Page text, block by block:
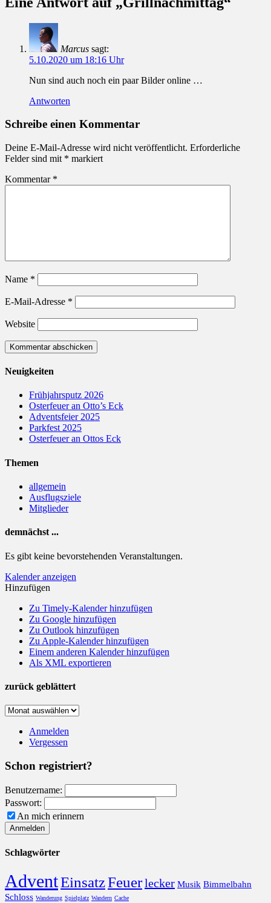
Marcus sagt:
5.10.2020 um 18:16 Uhr
Nun sind auch noch ein paar Bilder online …
Antworten
Schreibe einen Kommentar
Deine E-Mail-Adresse wird nicht veröffentlicht. Erforderliche
Felder sind mit * markiert
Kommentar *
Name *
E-Mail-Adresse *
Website
Neuigkeiten
Frühjahrsputz 2026
Osterfeuer an Otto’s Eck
Adventsfeier 2025
Parkfest 2025
Osterfeuer an Ottos Eck
Themen
allgemein
Ausflugsziele
Mitglieder
demnächst ...
Es gibt keine bevorstehenden Veranstaltungen.
Kalender anzeigen
Hinzufügen
Zu Timely-Kalender hinzufügen
Zu Google hinzufügen
Zu Outlook hinzufügen
Zu Apple-Kalender hinzufügen
Einem anderen Kalender hinzufügen
Als XML exportieren
zurück geblättert
zurück
Anmelden
Vergessen
Schon registriert?
Benutzername:
Passwort:
An mich erinnern
Schlagwörter
AdventEinsatzFeuerlecker Musik Bimmelbahn
Schloss Wanderung Spielplatz Wandern Cache